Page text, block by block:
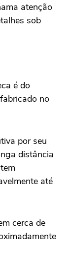
atenção
sob
é do
no
por seu
distância
até
cerca de